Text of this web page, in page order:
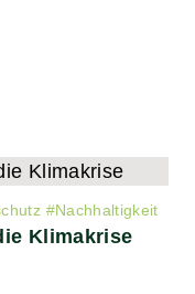
#Nachhaltigkeit
Klimakrise